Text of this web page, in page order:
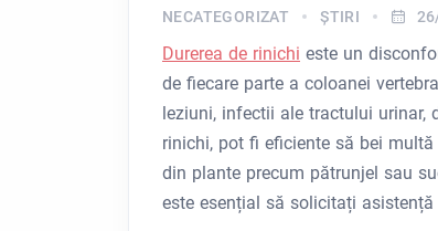
NECATEGORIZAT ŞTIRI
Durerea de rinichi este un
de fiecare parte a coloanei
leziuni, infectii ale tractului urinar,
rinichi, pot fi eficiente să bei
din plante precum pătrunjel sau
este esențial să solicitați